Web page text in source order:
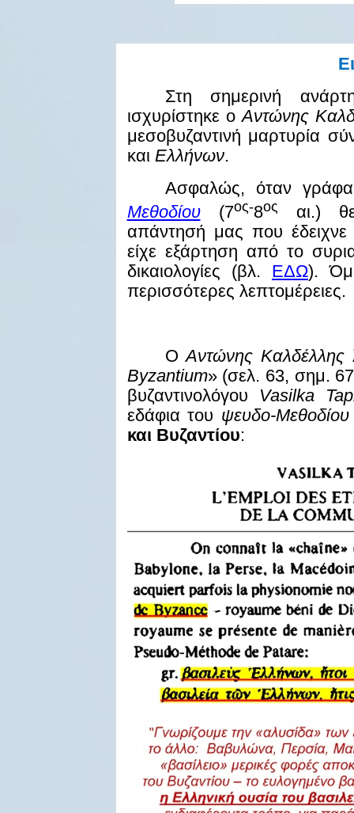
Στη σημερινή
ισχυρίστηκε οΑντώνης
μεσοβυζαντινή μαρτυρία
και Ελλήνων.
Ασφαλώς, όταν
Μεθοδίου(7ος-8ος
αι.)
απάντησή μας που
είχε εξάρτηση από το
δικαιολογίες (βλ. ΕΔΩ).
περισσότερες λεπτομέρειες.
ΟΑντώνης Καλδέλλης
Byzantium» (σελ. 63, σημ.
βυζαντινολόγου Vasilka
εδάφια του ψευδο-
και Βυζαντίου: